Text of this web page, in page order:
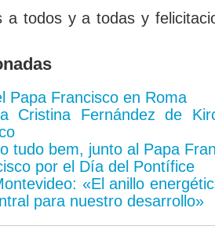
a todos y a todas y
Papa Francisco en Roma
Cristina Fernández de
tudo bem, junto al Papa
por el Día del Pontífice
«El anillo
para nuestro desarrollo»